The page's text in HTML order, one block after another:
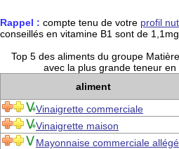
Rappel : compte tenu de votre profil
conseillés en vitamine B1 sont de 1,1mg
Top 5 des aliments du groupe
avec la plus grande teneur en
aliment
Vinaigrette commerciale
Vinaigrette maison
Mayonnaise commerciale